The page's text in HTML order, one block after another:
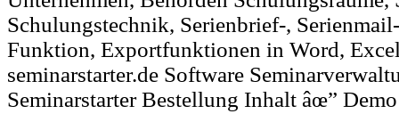
Schulungstechnik, Serienbrief-,
Funktion, Exportfunktionen in Word,
seminarstarter.de Software
Seminarstarter Bestellung Inhalt âœ”